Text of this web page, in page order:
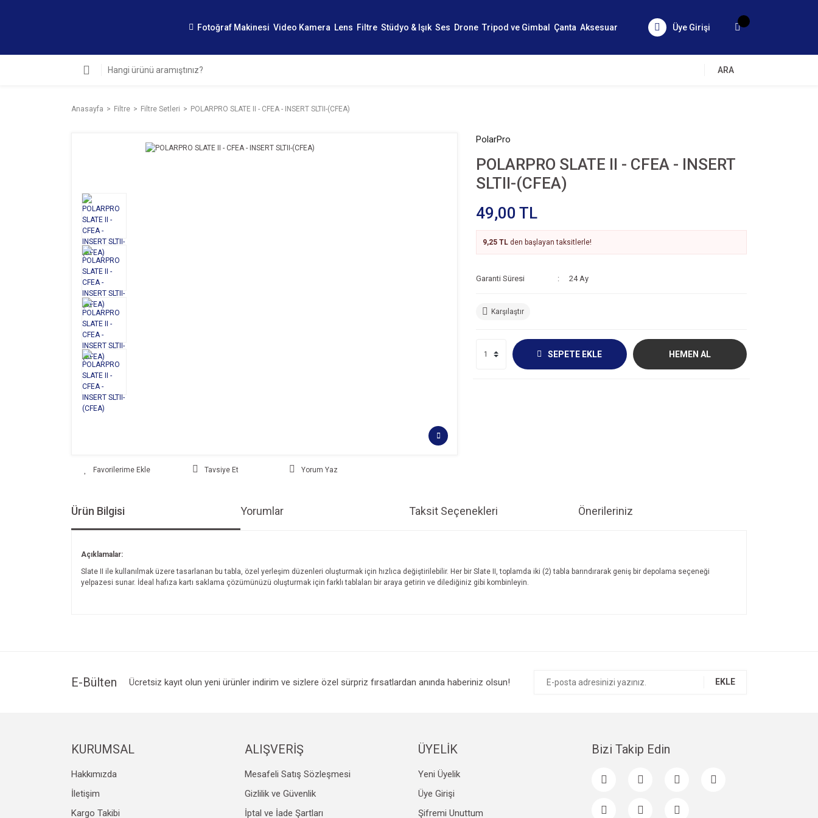
Fotoğraf Makinesi Video Kamera Lens Filtre Stüdyo & Işık Ses Drone Tripod ve Gimbal Çanta Aksesuar Üye Girişi
ARA
Anasayfa Filtre Filtre Setleri POLARPRO SLATE II - CFEA - INSERT SLTII-(CFEA)
Tavsiye Et Yorum Yaz
PolarPro
POLARPRO SLATE II - CFEA - INSERT
SLTII-(CFEA)
49,00 TL
9,25 TL den başlayan taksitlerle!
Garanti Süresi 24 Ay
Karşılaştır
SEPETE EKLE HEMEN AL
Ürün Bilgisi Yorumlar Taksit Seçenekleri Önerileriniz
Açıklamalar:
Slate II ile kullanılmak üzere tasarlanan bu tabla, özel yerleşim düzenleri oluşturmak için hızlıca değiştirilebilir. Her bir Slate II, toplamda iki (2) tabla barındırarak geniş bir depolama seçeneği
yelpazesi sunar. İdeal hafıza kartı saklama çözümünüzü oluşturmak için farklı tablaları bir araya getirin ve dilediğiniz gibi kombinleyin.
Ürün bilgilerinde hatalar bulunuyor.
Gönder
E-Bülten Ücretsiz kayıt olun yeni ürünler indirim ve sizlere özel sürpriz fırsatlardan anında haberiniz olsun! EKLE
KURUMSAL
Hakkımızda
İletişim
Kargo Takibi
ALIŞVERİŞ
Mesafeli Satış Sözleşmesi
Gizlilik ve Güvenlik
İptal ve İade Şartları
ÜYELİK
Yeni Üyelik
Üye Girişi
Şifremi Unuttum
Bizi Takip Edin